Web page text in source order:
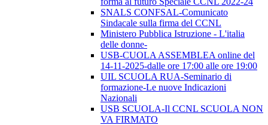
SNALS CONFSAL-Comunicato
Sindacale sulla firma del CCNL
Ministero Pubblica Istruzione - L'italia
delle donne-
USB-CUOLA ASSEMBLEA online del
14-11-2025-dalle ore 17:00 alle ore 19:00
UIL SCUOLA RUA-Seminario di
formazione-Le nuove Indicazioni
Nazionali
USB SCUOLA-Il CCNL SCUOLA NON
VA FIRMATO